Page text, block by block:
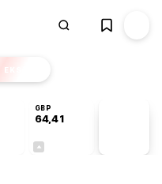
EKSTRA
GBP
64,41